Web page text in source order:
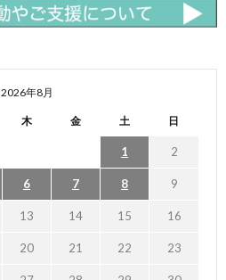
2026年8月
木 金 土 日
1 2
6 7 8 9
13 14 15 16
20 21 22 23